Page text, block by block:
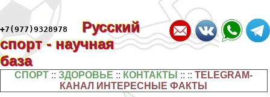
+7(977)9328978
Русский
спорт - научная
база
СПОРТ ::ЗДОРОВЬЕ :: КОНТАКТЫ :: ::TELEGRAM-
КАНАЛ ИНТЕРЕСНЫЕ ФАКТЫ